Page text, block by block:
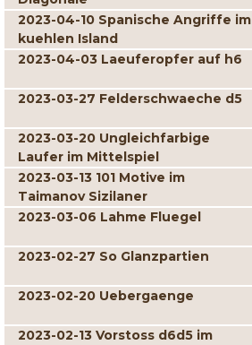
2023-04-10 Spanische Angriffe im
kuehlen Island
2023-04-03 Laeuferopfer auf h6
2023-03-27 Felderschwaeche d5
2023-03-20 Ungleichfarbige
Laufer im Mittelspiel
2023-03-13 101 Motive im
Taimanov Sizilaner
2023-03-06 Lahme Fluegel
2023-02-27 So Glanzpartien
2023-02-20 Uebergaenge
2023-02-13 Vorstoss d6d5 im